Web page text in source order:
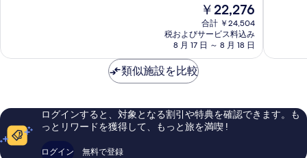
南
も
し
口
コ
現
在
の
料
金
￥22,276
合計 ￥24,504
税およびサービス料込み
8 月 17 日 ～ 8 月 18 日
ト
ル，
江
に
コ
ミ
類似施設を比較
ログインすると、対象となる割引や特典を確認できます。も
っとリワードを獲得して、もっと旅を満喫 !
ログイン 無料で登録